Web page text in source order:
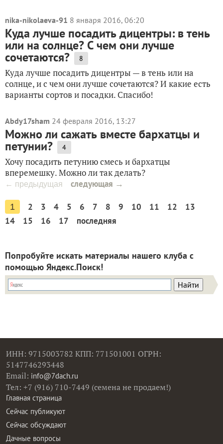
nika-nikolaeva-91 8 января 2016, 06:20
Куда лучше посадить дицентры: в тень
или на солнце? С чем они лучше
сочетаются? 8
Куда лучше посадить дицентры — в тень или на
солнце, и с чем они лучше сочетаются? И какие есть
варианты сортов и посадки. Спасибо!
Abdy17sham 24 февраля 2016, 13:27
Можно ли сажать вместе бархатцы и
петунии? 4
Хочу посадить петунию смесь и бархатцы
вперемешку. Можно ли так делать?
← предыдущая следующая →
1 2 3 4 5 6 7 8 9 10 11 12
13
14
15 16 17 последняя
Попробуйте искать материалы нашего клуба с
помощью Яндекс.Поиск!
ИНН: 9715003782 КПП: 771501001 ОГРН:
5147746293448
Email: info@7dach.ru
Тел: +7 (916) 710-7449 (семена не продаем!)
Главная страница
Сейчас публикуют
Сейчас обсуждают
Дачные вопросы